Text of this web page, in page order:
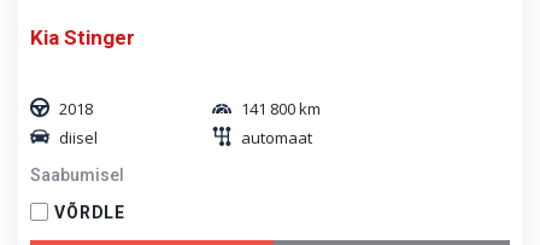
Kia Stinger
2018
141 800 km
diisel
automaat
Saabumisel
VÕRDLE